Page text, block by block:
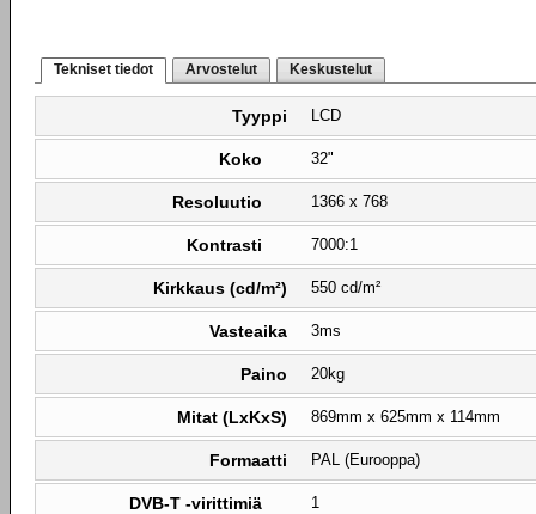
Tekniset tiedot Arvostelut Keskustelut
Tyyppi LCD
Koko 32"
Resoluutio 1366 x 768
Kontrasti 7000:1
Kirkkaus (cd/m²) 550 cd/m²
Vasteaika 3ms
Paino 20kg
Mitat (LxKxS) 869mm x 625mm x 114mm
Formaatti PAL (Eurooppa)
DVB-T -virittimiä 1